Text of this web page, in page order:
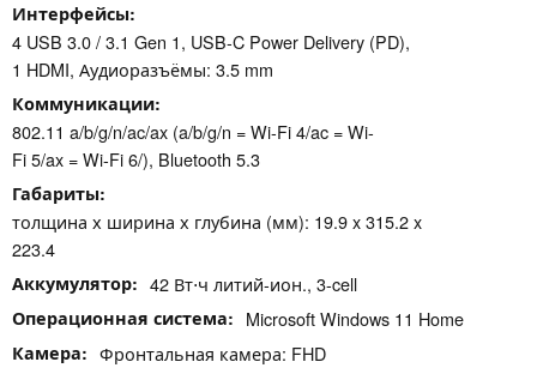
Интерфейсы
4 USB 3.0 / 3.1 Gen 1, USB-C Power Delivery (PD),
1 HDMI, Аудиоразъёмы: 3.5 mm
Коммуникации
802.11 a/b/g/n/ac/ax (a/b/g/n = Wi-Fi 4/ac = Wi-
Fi 5/ax = Wi-Fi 6/), Bluetooth 5.3
Габариты
толщина х ширина х глубина (мм): 19.9 x 315.2 x
223.4
Аккумулятор 42 Вт⋅ч литий-ион., 3-cell
Операционная система Microsoft Windows 11 Home
Камера Фронтальная камера: FHD